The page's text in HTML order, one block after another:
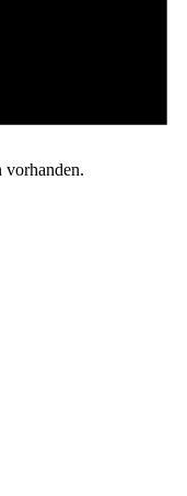
vorhanden.